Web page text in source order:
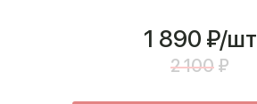
1 890 ₽/шт
2 100 ₽